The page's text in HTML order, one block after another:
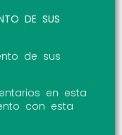
DE SUS
de sus
en esta
con esta